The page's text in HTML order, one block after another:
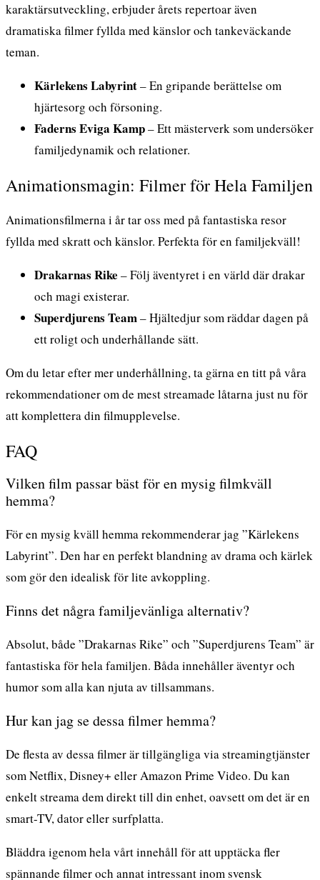
karaktärsutveckling, erbjuder årets repertoar även
dramatiska filmer fyllda med känslor och tankeväckande
teman.
Kärlekens Labyrint– En gripande berättelse om
hjärtesorg och försoning.
Faderns Eviga Kamp– Ett mästerverk som undersöker
familjedynamik och relationer.
Animationsmagin: Filmer för Hela Familjen
Animationsfilmerna i år tar oss med på fantastiska resor
fyllda med skratt och känslor. Perfekta för en familjekväll!
Drakarnas Rike – Följ äventyret i en värld där drakar
och magi existerar.
Superdjurens Team– Hjältedjur som räddar dagen på
ett roligt och underhållande sätt.
Om du letar efter mer underhållning, ta gärna en titt på våra
rekommendationer omde mest streamade låtarna just nu för
att komplettera din filmupplevelse.
FAQ
Vilken film passar bäst för en mysig filmkväll
hemma?
För en mysig kväll hemma rekommenderar jag ”Kärlekens
Labyrint”. Den har en perfekt blandning av drama och kärlek
som gör den idealisk för lite avkoppling.
Finns det några familjevänliga alternativ?
Absolut, både ”Drakarnas Rike” och ”Superdjurens Team” är
fantastiska för hela familjen. Båda innehåller äventyr och
humor som alla kan njuta av tillsammans.
Hur kan jag se dessa filmer hemma?
De flesta av dessa filmer är tillgängliga via streamingtjänster
som Netflix, Disney+ eller Amazon Prime Video. Du kan
enkelt streama dem direkt till din enhet, oavsett om det är en
smart-TV, dator eller surfplatta.
Bläddra igenom hela vårt innehåll för att upptäcka fler
spännande filmer och annat intressant inom svensk